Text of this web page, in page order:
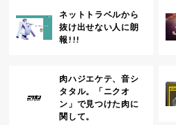
ネットトラベルから
抜け出せない人に朗
報!!!
肉ハジエケテ、音シ
タタル。「ニクオ
ン」で見つけた肉に
関して。